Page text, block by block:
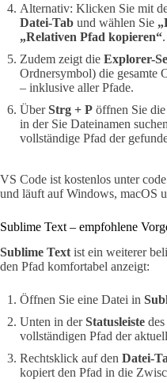
Alternativ: Klicken Sie mit
Datei-Tab und wählen Sie
„Relativen Pfad kopieren“.
Zudem zeigt die Explorer-
Ordnersymbol) die gesamte
– inklusive aller Pfade.
ÜberStrg + P öffnen Sie
in der Sie Dateinamen
vollständige Pfad der
VS Code ist kostenlos unter
und läuft auf Windows, macOS
Sublime Text – empfohlene
Sublime Text ist ein weiterer
den Pfad komfortabel anzeigt:
Öffnen Sie eine Datei in
Unten in derStatusleiste
vollständigen Pfad der
Rechtsklick auf den Datei-
kopiert den Pfad in die